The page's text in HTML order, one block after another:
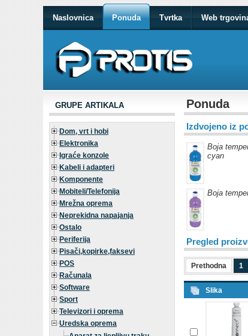
Naslovnica Ponuda Tvrtka Web
GRUPE ARTIKALA
Dom, vrt i hobi
Elektronika
Igraće konzole
Kabeli i adapteri
Komponente
Mobiteli/Telefonija
Mrežna oprema
Neprekidna napajanja
Ostalo
Periferija
Pisači,kopirke,faksevi
POS
Računala
Software
Sport
Televizori i oprema
Uredska oprema
Ponuda
Izdvojeno iz
Boja
cyan
Boja
Pregled
Prethodna 1
Slika